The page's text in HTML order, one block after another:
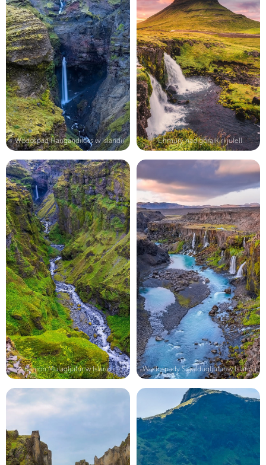
Wodospad Hangandifoss w Islandii Chmury nad górą Kirkjufell
Kanion Mulagljufur w Islandii Wodospady Sigoldugljufur w Islandii